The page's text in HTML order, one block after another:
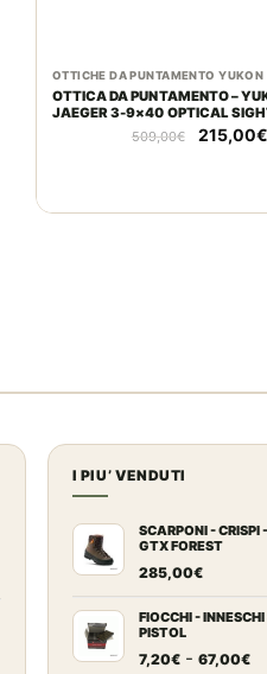
OTTICHE DA PUNTAMENTO YUKON
OTTICA DA PUNTAMENTO –
JAEGER 3-9×40 OPTICAL
509,00€
Il
215,00€Il
I PIU’ VENDUTI
SCARPONI - CRISPI
GTX FOREST
285,00€
FIOCCHI -
PISTOL
7,20€ - 67,00€